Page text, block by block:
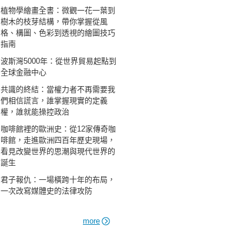
植物學繪畫全書：微觀一花一葉到
樹木的枝芽結構，帶你掌握從風
格、構圖、色彩到透視的繪圖技巧
指南
波斯灣5000年：從世界貿易起點到
全球金融中心
共識的終結：當權力者不再需要我
們相信謊言，誰掌握現實的定義
權，誰就能操控政治
咖啡館裡的歐洲史：從12家傳奇咖
啡館，走進歐洲四百年歷史現場，
看見改變世界的思潮與現代世界的
誕生
君子報仇：一場橫跨十年的布局，
一次改寫媒體史的法律攻防
more